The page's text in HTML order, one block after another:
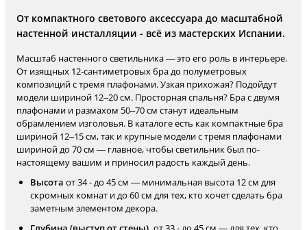
От компактного светового аксессуара до масштабной
настенной инсталляции - всё из мастерских Испании.
Масштаб настенного светильника — это его роль в интерьере.
От изящных 12-сантиметровых бра до полуметровых
композиций с тремя плафонами. Узкая прихожая? Подойдут
модели шириной 12–20 см. Просторная спальня? Бра с двумя
плафонами и размахом 50–70 см станут идеальным
обрамлением изголовья. В каталоге есть как компактные бра
шириной 12–15 см, так и крупные модели с тремя плафонами
шириной до 70 см — главное, чтобы светильник был по-
настоящему вашим и приносил радость каждый день.
Высота от 34 - до 45 см — минимальная высота 12 см для
скромных комнат и до 60 см для тех, кто хочет сделать бра
заметным элементом декора.